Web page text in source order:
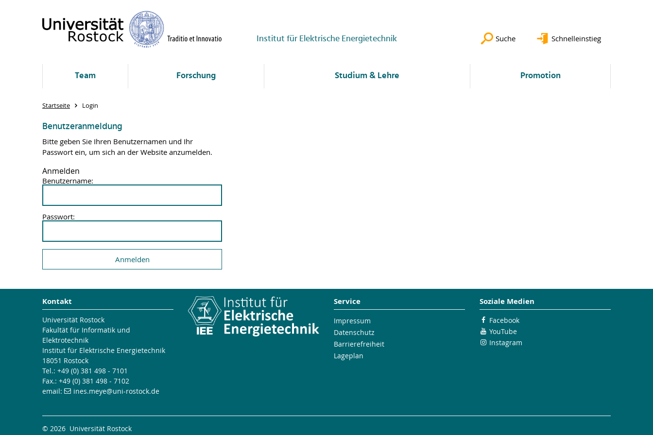
Institut für Elektrische Energietechnik Suche Schnelleinstieg
Team Forschung Studium & Lehre Promotion
Startseite Login
Benutzeranmeldung
Bitte geben Sie Ihren Benutzernamen und Ihr
Passwort ein, um sich an der Website anzumelden.
Anmelden
Benutzername:
Passwort:
Kontakt
Universität Rostock
Fakultät für Informatik und
Elektrotechnik
Institut für Elektrische Energietechnik
18051 Rostock
Tel.: +49 (0) 381 498 - 7101
Fax.: +49 (0) 381 498 - 7102
email:
ines.meye@uni-rostock.de
Service
Impressum
Datenschutz
Barrierefreiheit
Lageplan
Soziale Medien
Facebook
YouTube
Instagram
© 2026 Universität Rostock